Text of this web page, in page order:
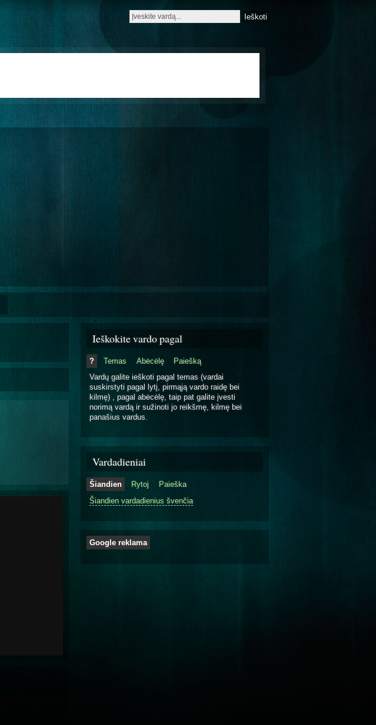
Ieškokite vardo pagal
? Temas Abėcėlę
Paiešką
Vardų galite ieškoti pagal temas (vardai
suskirstyti pagal lytį, pirmąją vardo raidę bei
kilmę) , pagal abėcėlę, taip pat galite įvesti
norimą vardą ir sužinoti jo reikšmę, kilmę bei
panašius vardus.
Vardadieniai
Šiandien Rytoj
Paieška
Šiandien vardadienius švenčia
Google reklama